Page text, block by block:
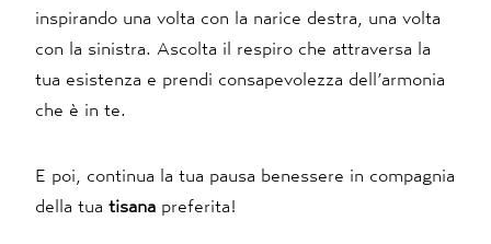
inspirando una volta con la narice destra, una volta
con la sinistra. Ascolta il respiro che attraversa la
tua esistenza e prendi consapevolezza dell’armonia
che è in te.
E poi, continua la tua pausa benessere in compagnia
della tua tisana preferita!